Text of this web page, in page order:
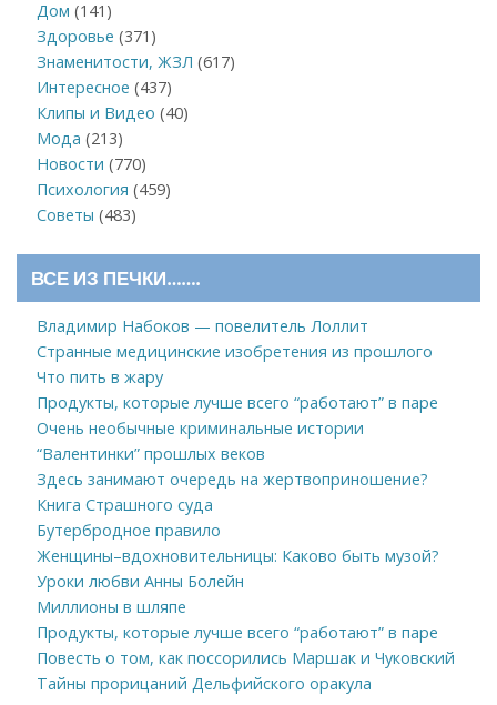
Дом (141)
Здоровье (371)
Знаменитости, ЖЗЛ (617)
Интересное (437)
Клипы и Видео (40)
Мода (213)
Новости (770)
Психология (459)
Советы (483)
ВСЕ ИЗ ПЕЧКИ…….
Владимир Набоков — повелитель Лоллит
Странные медицинские изобретения из прошлого
Что пить в жару
Продукты, которые лучше всего “работают” в паре
Очень необычные криминальные истории
“Валентинки” прошлых веков
Здесь занимают очередь на жертвоприношение?
Книга Страшного суда
Бутербродное правило
Женщины–вдохновительницы: Каково быть музой?
Уроки любви Анны Болейн
Миллионы в шляпе
Продукты, которые лучше всего “работают” в паре
Повесть о том, как поссорились Маршак и Чуковский
Тайны прорицаний Дельфийского оракула